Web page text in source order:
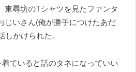
東尋坊のTシャツを見たファンタ
じいさん(俺が勝手につけたあだ
しかけられた。
ていると話のタネになっていい